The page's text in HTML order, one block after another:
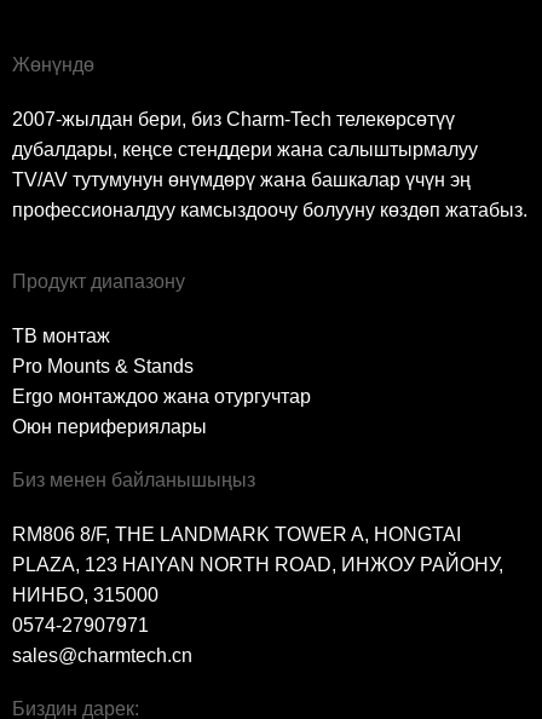
Жөнүндө
2007-жылдан бери, биз Charm-Tech телекөрсөтүү
дубалдары, кеңсе стенддери жана салыштырмалуу
TV/AV тутумунун өнүмдөрү жана башкалар үчүн эң
профессионалдуу камсыздоочу болууну көздөп жатабыз.
Продукт диапазону
ТВ монтаж
Pro Mounts & Stands
Ergo монтаждоо жана отургучтар
Оюн перифериялары
Биз менен байланышыңыз
RM806 8/F, THE LANDMARK TOWER A, HONGTAI
PLAZA, 123 HAIYAN NORTH ROAD, ИНЖОУ РАЙОНУ,
НИНБО, 315000
0574-27907971
sales@charmtech.cn
Биздин дарек: